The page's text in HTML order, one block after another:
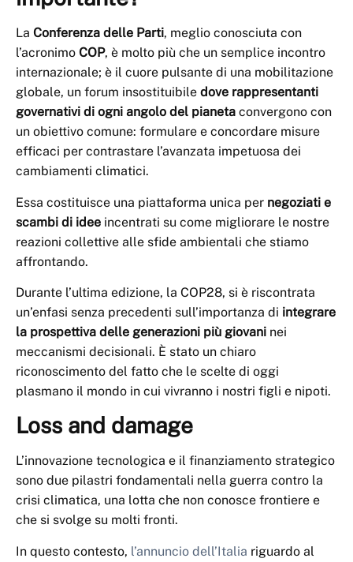
La Conferenza delle Parti, meglio conosciuta con
l’acronimo COP, è molto più che un semplice incontro
internazionale; è il cuore pulsante di una mobilitazione
globale, un forum insostituibile dove rappresentanti
governativi di ogni angolo del pianeta convergono con
un obiettivo comune: formulare e concordare misure
efficaci per contrastare l’avanzata impetuosa dei
cambiamenti climatici.
Essa costituisce una piattaforma unica per negoziati e
scambi di idee incentrati su come migliorare le nostre
reazioni collettive alle sfide ambientali che stiamo
affrontando.
Durante l’ultima edizione, la COP28, si è riscontrata
un’enfasi senza precedenti sull’importanza di integrare
la prospettiva delle generazioni più giovani nei
meccanismi decisionali. È stato un chiaro
riconoscimento del fatto che le scelte di oggi
plasmano il mondo in cui vivranno i nostri figli e nipoti.
Loss and damage
L’innovazione tecnologica e il finanziamento strategico
sono due pilastri fondamentali nella guerra contro la
crisi climatica, una lotta che non conosce frontiere e
che si svolge su molti fronti.
In questo contesto, l’annuncio dell’Italia riguardo al